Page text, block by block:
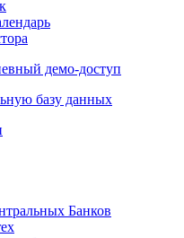
демо-доступ
базу данных
Банков